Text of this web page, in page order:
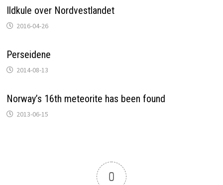
Ildkule over Nordvestlandet
2016-04-26
Perseidene
2014-08-13
Norway’s 16th meteorite has been found
2013-06-15
0